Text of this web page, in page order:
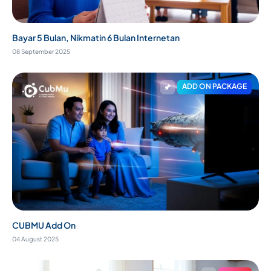
Bayar 5 Bulan, Nikmatin 6 Bulan Internetan
08 September 2025
ADD ON PACKAGE
CUBMU Add On
04 August 2025